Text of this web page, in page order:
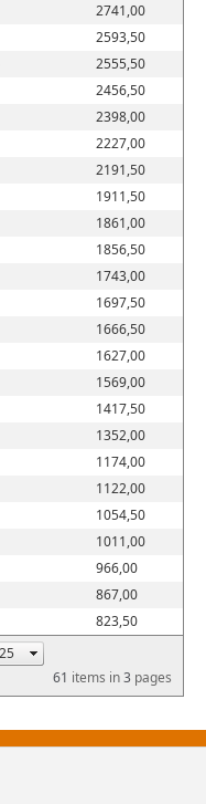
61 items in3 pages
2741,00
2593,50
2555,50
2456,50
2398,00
2227,00
2191,50
1911,50
1861,00
1856,50
1743,00
1697,50
1666,50
1627,00
1569,00
1417,50
1352,00
1174,00
1122,00
1054,50
1011,00
966,00
867,00
823,50